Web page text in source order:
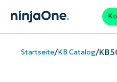
Startseite/KB Catalog/